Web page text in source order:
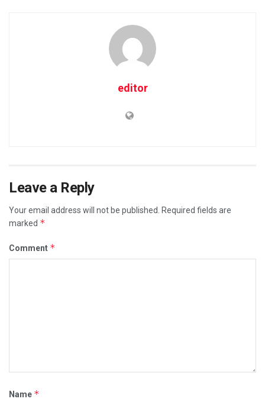
editor
Leave a Reply
Your email address will not be published.
Required fields are
marked *
Comment *
Name *